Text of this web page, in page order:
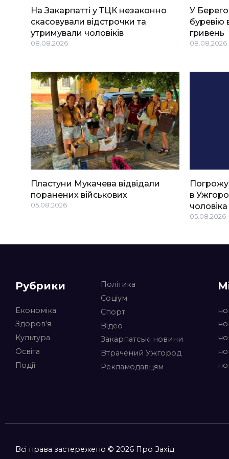
На Закарпатті у ТЦК незаконно
скасовували відстрочки та
утримували чоловіків
08.08.2026
У
буревію
гривень
08.08.2026
Пластуни Мукачева відвідали
поранених військових
05.08.2026
в
чоловіка
05.08.2026
Рубрики
Економіка
Здоров’я
Культура
Освіта
Події
Політика
Соціум
Спорт
Відео
Закарпатські новини
Втрачений Ужгород
Рекламодавцям
Всі права застережено © 2026 Про Захід